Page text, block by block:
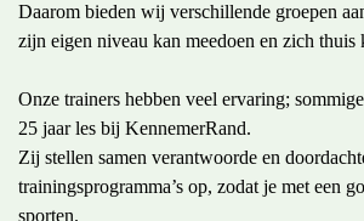
Daarom bieden wij verschillende groepen
zijn eigen niveau kan meedoen en zich thuis
Onze trainers hebben veel ervaring;
25 jaar les bij KennemerRand.
Zij stellen samen verantwoorde en
trainingsprogramma’s op, zodat je met een
sporten.